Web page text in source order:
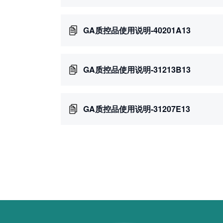
GA质控品使用说明-40201A13
GA质控品使用说明-31213B13
GA质控品使用说明-31207E13